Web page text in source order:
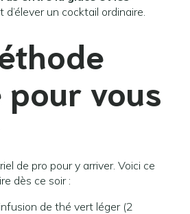
d’élever un cocktail ordinaire.
pour vous
de pro pour y arriver. Voici ce
dès ce soir :
de thé vert léger (2